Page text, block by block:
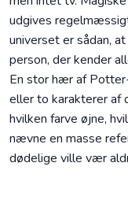
udgives
universet er sådan,
person, der kender
En stor hær af
eller to karakterer af
hvilken farve øjne,
nævne en masse
dødelige ville vær